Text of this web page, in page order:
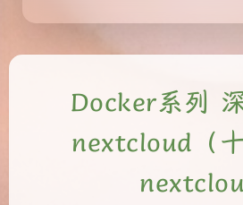
Docker系列
nextcloud（